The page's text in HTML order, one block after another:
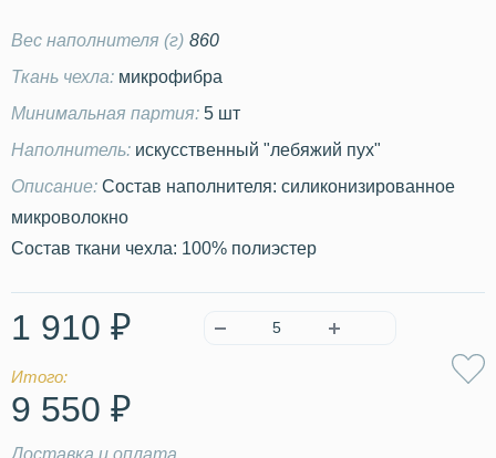
Вес наполнителя (г) 860
Ткань чехла: микрофибра
Минимальная партия: 5 шт
Наполнитель: искусственный "лебяжий пух"
Описание: Состав наполнителя: силиконизированное
микроволокно
Состав ткани чехла: 100% полиэстер
1 910 ₽
Итого:
9 550 ₽
Доставка и оплата